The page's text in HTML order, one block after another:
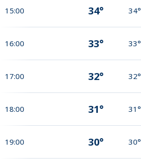
15:00 34° 34°
16:00 33° 33°
17:00 32° 32°
18:00 31° 31°
19:00 30° 30°